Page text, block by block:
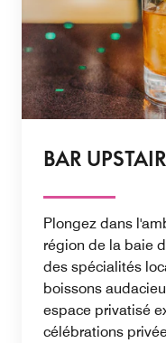
BAR
Plongez dans
région de la baie
des spécialités
boissons
espace privatisé
célébrations